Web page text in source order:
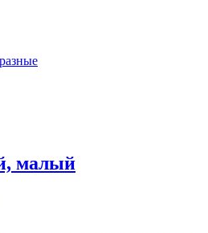
малый